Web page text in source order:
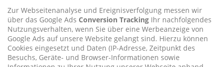
Zur Webseitenanalyse und Ereignisverfolgung messen wir
über das Google Ads Conversion Tracking Ihr nachfolgendes
Nutzungsverhalten, wenn Sie über eine Werbeanzeige von
Google Ads auf unsere Website gelangt sind. Hierzu können
Cookies eingesetzt und Daten (IP-Adresse, Zeitpunkt des
Besuchs, Geräte- und Browser-Informationen sowie